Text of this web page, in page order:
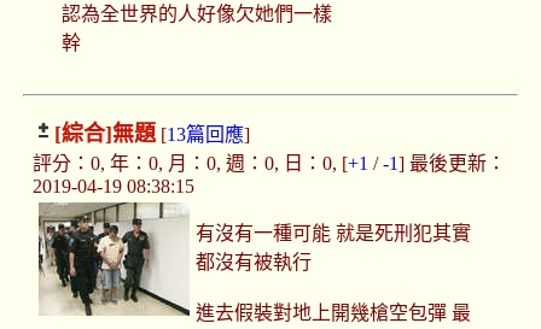
認為全世界的人好像欠她們一樣
幹
[綜合]無題[13篇回應]
評分：0, 年：0, 月：0, 週：0, 日：0, [+1 /-1] 最後更新：
2019-04-19 08:38:15
有沒有一種可能 就是死刑犯其實
都沒有被執行
進去假裝對地上開幾槍空包彈 最